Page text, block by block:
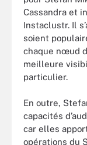
Cassandra et
Instaclustr. Il
soient
chaque nœud
meilleure
particulier.
En outre,
capacités
car elles
opérations du